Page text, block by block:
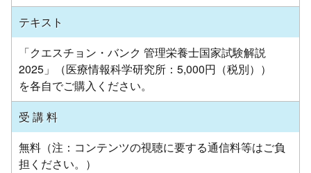
テキスト
「クエスチョン・バンク 管理栄養士国家試験解説
2025」（医療情報科学研究所：5,000円（税別））
を各自でご購入ください。
受 講 料
無料（注：コンテンツの視聴に要する通信料等はご負
担ください。）